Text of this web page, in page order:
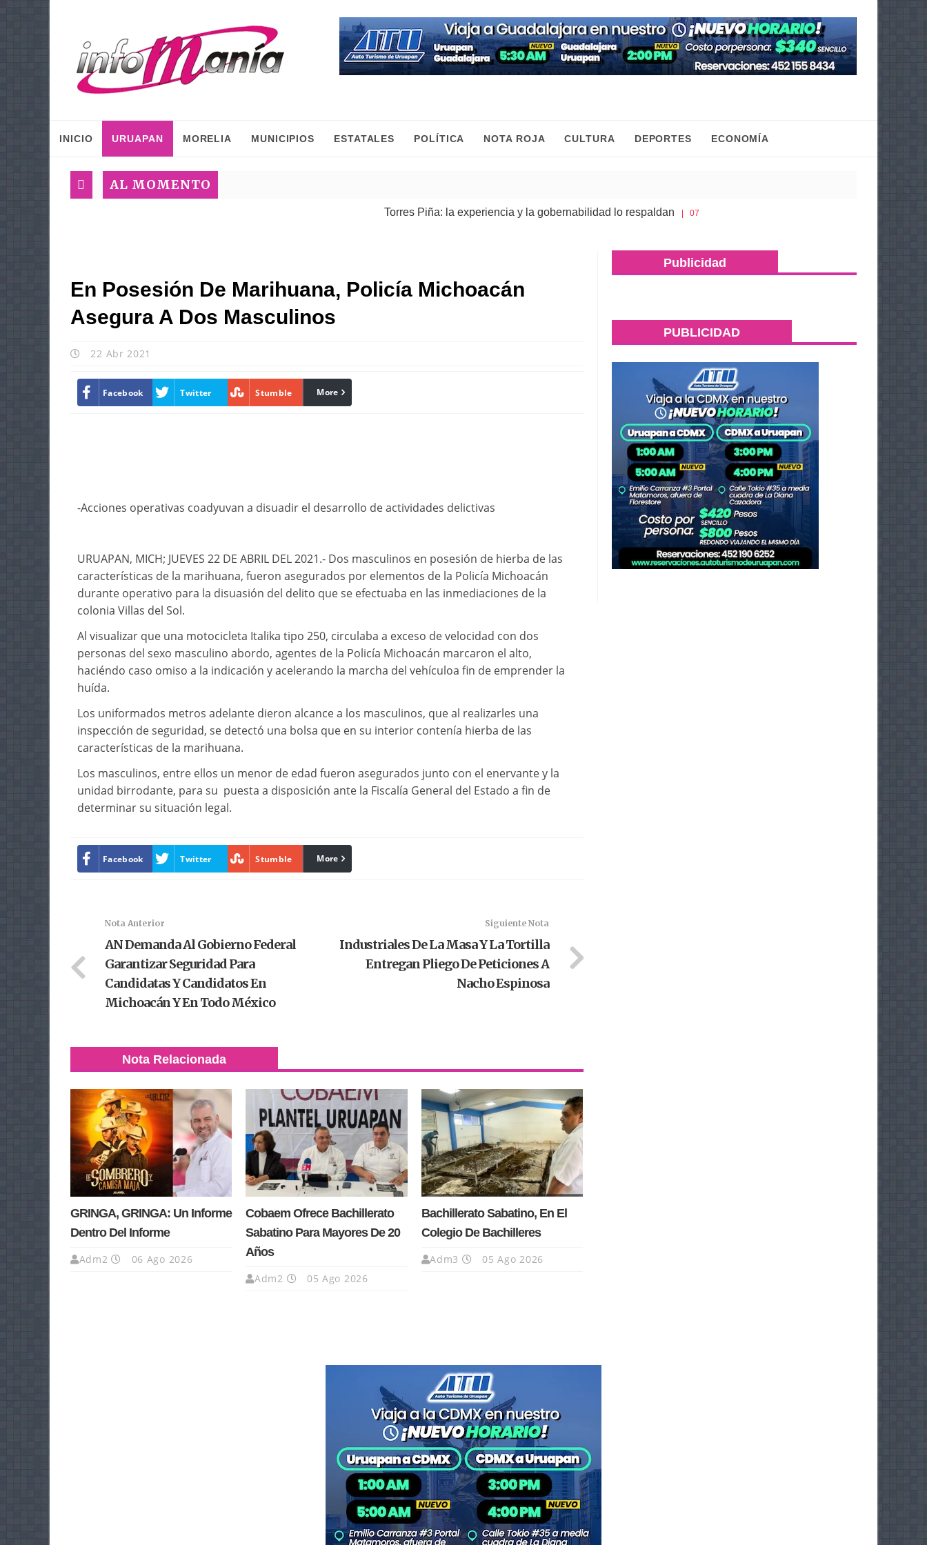
INICIO URUAPAN MORELIA MUNICIPIOS ESTATALES POLÍTICA NOTA ROJA CULTURA DEPORTES ECONOMÍA
AL MOMENTO
Torres Piña: la experiencia y la gobernabilidad lo respaldan| 07 Ago 2026
En Posesión De Marihuana, Policía Michoacán
Asegura A Dos Masculinos
22 Abr 2021
Facebook Twitter Stumble linkedin
More
-Acciones operativas coadyuvan a disuadir el desarrollo de actividades delictivas
URUAPAN, MICH; JUEVES 22 DE ABRIL DEL 2021.- Dos masculinos en posesión de hierba de las
características de la marihuana, fueron asegurados por elementos de la Policía Michoacán
durante operativo para la disuasión del delito que se efectuaba en las inmediaciones de la
colonia Villas del Sol.
Al visualizar que una motocicleta Italika tipo 250, circulaba a exceso de velocidad con dos
personas del sexo masculino abordo, agentes de la Policía Michoacán marcaron el alto,
haciéndo caso omiso a la indicación y acelerando la marcha del vehículoa fin de emprender la
huída.
Los uniformados metros adelante dieron alcance a los masculinos, que al realizarles una
inspección de seguridad, se detectó una bolsa que en su interior contenía hierba de las
características de la marihuana.
Los masculinos, entre ellos un menor de edad fueron asegurados junto con el enervante y la
unidad birrodante, para su puesta a disposición ante la Fiscalía General del Estado a fin de
determinar su situación legal.
Facebook Twitter Stumble linkedin
More
Nota Anterior
AN Demanda Al Gobierno Federal
Garantizar Seguridad Para
Candidatas Y Candidatos En
Michoacán Y En Todo México
Siguiente Nota
Industriales De La Masa Y La Tortilla
Entregan Pliego De Peticiones A
Nacho Espinosa
Nota Relacionada
GRINGA, GRINGA: Un Informe
Dentro Del Informe
Adm2 06 Ago 2026
Cobaem Ofrece Bachillerato
Sabatino Para Mayores De 20
Años
Adm2 05 Ago 2026
Bachillerato Sabatino, En El
Colegio De Bachilleres
Adm3 05 Ago 2026
Publicidad
PUBLICIDAD